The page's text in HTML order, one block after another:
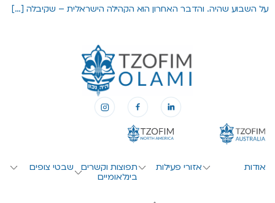
על השבוע שהיה. והדבר האחרון הוא הקהילה הישראלית – שקיבלה […]
אודות אזורי פעילות
תפוצות וקשרים
בינלאומיים
שבטי צופים